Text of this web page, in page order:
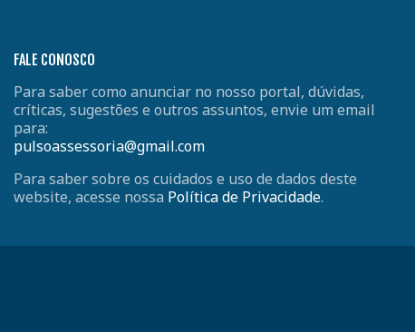
FALE CONOSCO
Para saber como anunciar no nosso portal, dúvidas,
críticas, sugestões e outros assuntos, envie um email
para:
pulsoassessoria@gmail.com
Para saber sobre os cuidados e uso de dados deste
website, acesse nossa Política de Privacidade.